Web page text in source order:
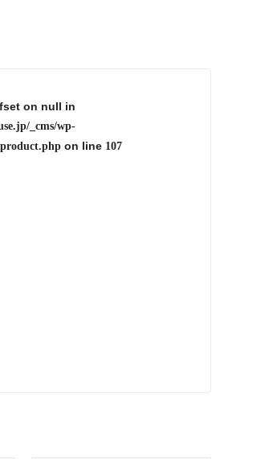
on null in
_cms/wp-
product.phpon line 107